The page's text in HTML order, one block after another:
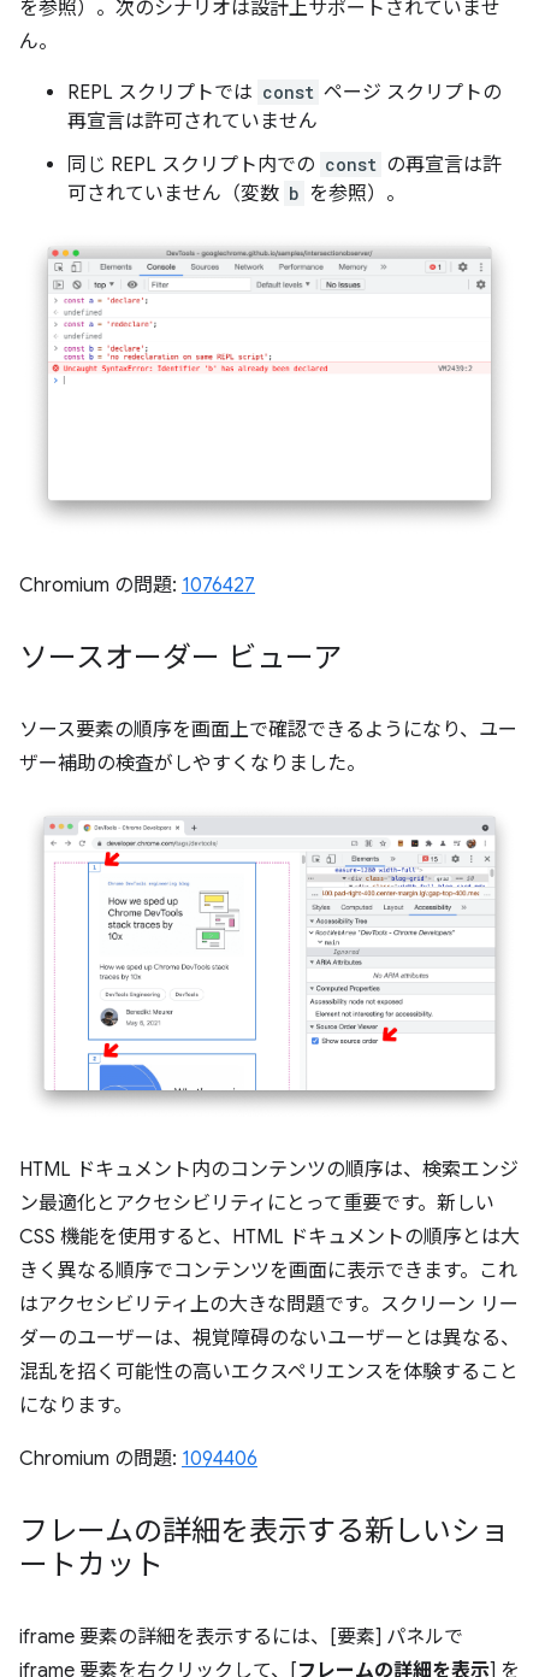
を参照）。次のシナリオは設計上サポートされていませ
ん。
REPL スクリプトでは const ページ スクリプトの
再宣言は許可されていません
同じ REPL スクリプト内での const の再宣言は許
可されていません（変数 b を参照）。
Chromium の問題: 1076427
ソースオーダー ビューア
ソース要素の順序を画面上で確認できるようになり、ユー
ザー補助の検査がしやすくなりました。
HTML ドキュメント内のコンテンツの順序は、検索エンジ
ン最適化とアクセシビリティにとって重要です。新しい
CSS 機能を使用すると、HTML ドキュメントの順序とは大
きく異なる順序でコンテンツを画面に表示できます。これ
はアクセシビリティ上の大きな問題です。スクリーン リー
ダーのユーザーは、視覚障碍のないユーザーとは異なる、
混乱を招く可能性の高いエクスペリエンスを体験すること
になります。
Chromium の問題: 1094406
フレームの詳細を表示する新しいショ
ートカット
iframe 要素の詳細を表示するには、[要素] パネルで
iframe 要素を右クリックして、[フレームの詳細を表示] を